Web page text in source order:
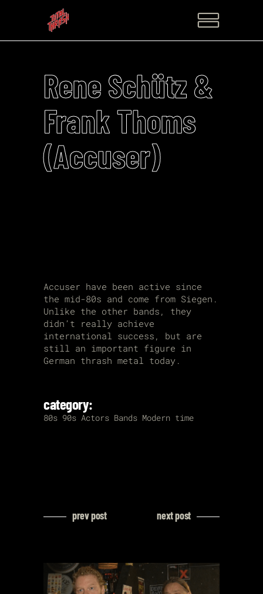
Rene Schütz &
Frank Thoms
(Accuser)
Accuser have been active since
the mid-80s and come from Siegen.
Unlike the other bands, they
didn’t really achieve
international success, but are
still an important figure in
German thrash metal today.
category:
80s 90s Actors Bands Modern time
prev post next post